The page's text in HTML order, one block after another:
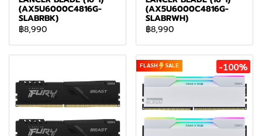
(AX5U6000C4816G-
SLABRBK)
฿8,990
(AX5U6000C4816G-
SLABRWH)
฿8,990
FLASH SALE -100%